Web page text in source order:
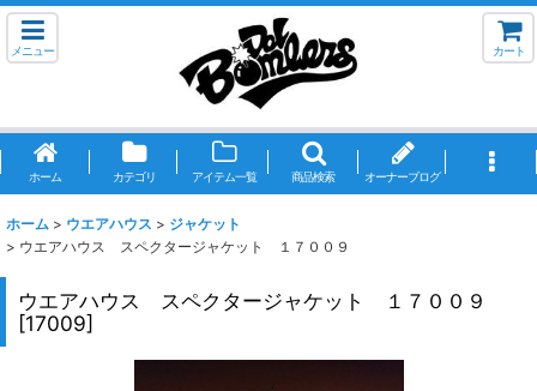
メニュー カート
ホーム カテゴリ アイテム一覧 商品検索 オーナーブログ
ホーム > ウエアハウス > ジャケット
> ウエアハウス スペクタージャケット １７００９
ウエアハウス スペクタージャケット １７００９
[17009]